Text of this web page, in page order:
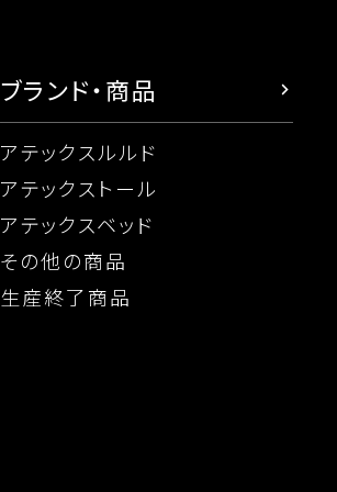
ブランド・商品
アテックスルルド
アテックストール
アテックスベッド
その他の商品
生産終了商品